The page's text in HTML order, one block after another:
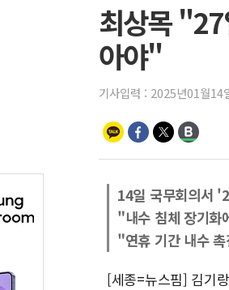
최상목
아야"
기사입력 : 2025년01월14
14일 국무회의서
"내수 침체 장기
"연휴 기간 내수
[세종=뉴스핌] 김기